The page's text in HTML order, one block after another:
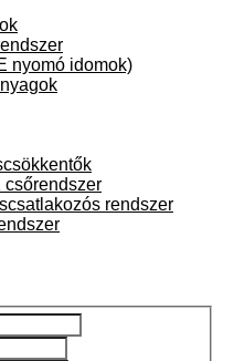
nyomó idomok)
csőrendszer
rendszer